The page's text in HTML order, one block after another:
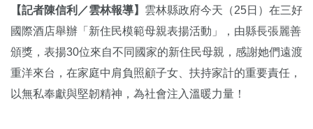
【記者陳信利／雲林報導】 雲林縣政府今天（25日）在三好
國際酒店舉辦「新住民模範母親表揚活動」，由縣長張麗善
頒獎，表揚30位來自不同國家的新住民母親，感謝她們遠渡
重洋來台，在家庭中肩負照顧子女、扶持家計的重要責任，
以無私奉獻與堅韌精神，為社會注入溫暖力量！